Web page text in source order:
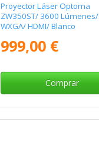
Proyector Láser Optoma
ZW350ST/ 3600 Lúmenes/
WXGA/ HDMI/ Blanco
999,00 €
Comprar